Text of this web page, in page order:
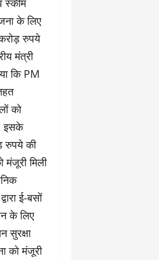
स्कीम
के लिए
रुपये
मंत्री
कि PM
को
इसके
रुपये की
मिली
ई-बसों
के लिए
सुरक्षा
को मंजूरी